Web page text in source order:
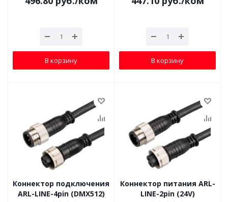
В корзину В корзину
Коннектор подключения
ARL-LINE-4pin (DMX512)
Коннектор питания ARL-
LINE-2pin (24V)